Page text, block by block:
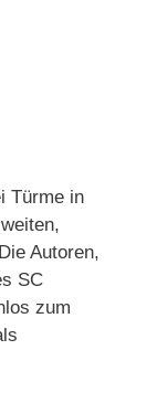
Türme in
Autoren,
SC
zum